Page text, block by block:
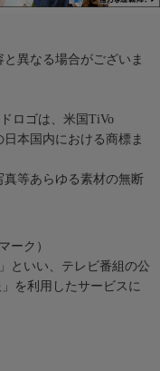
異なる場合がございま
ロゴは、米国TiVo
本国内における商標ま
等あらゆる素材の無断
ーク）
といい、テレビ番組の公
を利用したサービスに